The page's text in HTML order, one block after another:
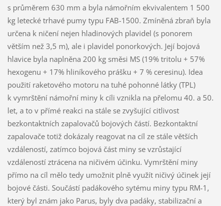
s průměrem 630 mm a byla námořním ekvivalentem 1 500
kg letecké trhavé pumy typu FAB-1500. Zmíněná zbraň byla
určena k ničení nejen hladinových plavidel (s ponorem
větším než 3,5 m), ale i plavidel ponorkových. Její bojová
hlavice byla naplněna 200 kg směsi MS (19% tritolu + 57%
hexogenu + 17% hliníkového prášku + 7 % ceresinu). Idea
použití raketového motoru na tuhé pohonné látky (TPL)
k vymrštění námořní miny k cíli vznikla na přelomu 40. a 50.
let, a to v přímé reakci na stále se zvyšující citlivost
bezkontaktních zapalovačů bojových částí. Bezkontaktní
zapalovače totiž dokázaly reagovat na cíl ze stále větších
vzdáleností, zatímco bojová část miny se vzrůstající
vzdáleností ztrácena na ničivém účinku. Vymrštění miny
přímo na cíl mělo tedy umožnit plně využít ničivý účinek její
bojové části. Součástí padákového sytému miny typu RM-1,
který byl znám jako Parus, byly dva padáky, stabilizační a